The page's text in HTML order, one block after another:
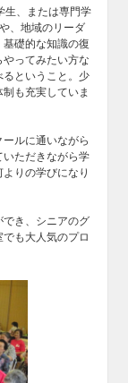
生、または専門学
、地域のリーダ
礎的な知識の復
ってみたい方な
るということ。少
も充実していま
ルに通いながら
ただきながら学
りの学びになり
き、シニアのグ
も大人気のプロ